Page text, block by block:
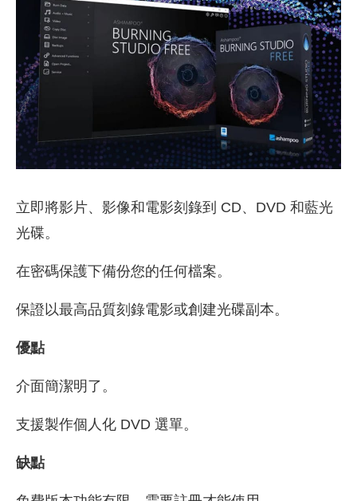
立即將影片、影像和電影刻錄到 CD、DVD 和藍光
光碟。
在密碼保護下備份您的任何檔案。
保證以最高品質刻錄電影或創建光碟副本。
優點
介面簡潔明了。
支援製作個人化 DVD 選單。
缺點